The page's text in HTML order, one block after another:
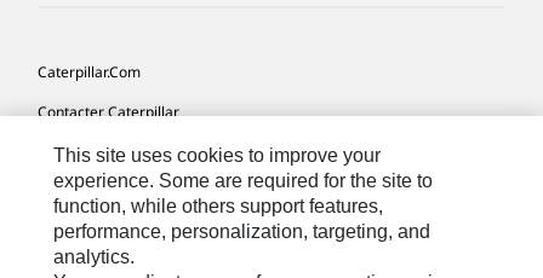
Caterpillar.com
Contacter Caterpillar
Mes Préférences Marketing
Plan Du Site
Cookie Settings
Légales
This site uses cookies to improve your
experience. Some are required for the site to
function, while others support features,
performance, personalization, targeting, and
analytics.